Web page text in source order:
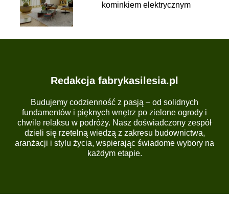
kominkiem elektrycznym
Redakcja fabrykasilesia.pl
Budujemy codzienność z pasją – od solidnych
fundamentów i pięknych wnętrz po zielone ogrody i
chwile relaksu w podróży. Nasz doświadczony zespół
dzieli się rzetelną wiedzą z zakresu budownictwa,
aranżacji i stylu życia, wspierając świadome wybory na
każdym etapie.